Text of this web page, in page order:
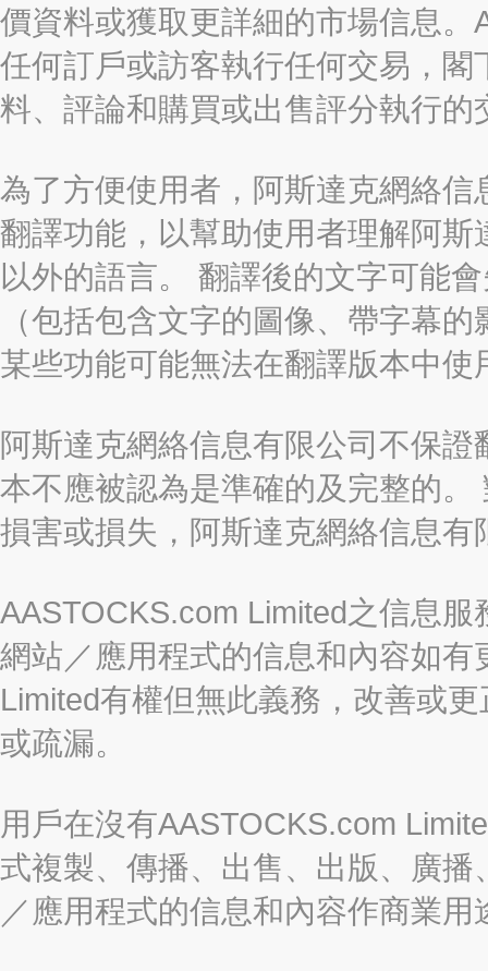
價資料或獲取更詳細的市場信息
任何訂戶或訪客執行任何交易，
料、評論和購買或出售評分執行的
為了方便使用者，阿斯達克網絡
翻譯功能，以幫助使用者理解阿
以外的語言。 翻譯後的文字可能
（包括包含文字的圖像、帶字幕
某些功能可能無法在翻譯版本中使
阿斯達克網絡信息有限公司不保
本不應被認為是準確的及完整的
損害或損失，阿斯達克網絡信息
AASTOCKS.com Limited之信息
網站／應用程式的信息和內容如
Limited有權但無此義務，改善或
或疏漏。
用戶在沒有AASTOCKS.com
式複製、傳播、出售、出版、廣
／應用程式的信息和內容作商業用